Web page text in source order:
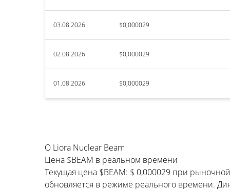
03.08.2026 $0,000029
02.08.2026 $0,000029
01.08.2026 $0,000029
О Liora Nuclear Beam
Цена $BEAM в реальном времени
Текущая цена $BEAM: $ 0,000029 при
обновляется в режиме реального времени.